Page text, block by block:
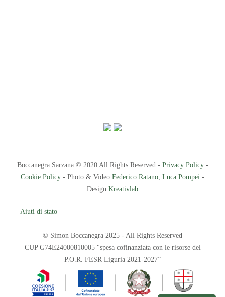
Boccanegra Sarzana © 2020 All Rights Reserved - Privacy Policy-
Cookie Policy - Photo & Video Federico Ratano Luca Pompei -
Design Kreativlab
Aiuti di stato
© Simon Boccanegra 2025 - All Rights Reserved
CUP G74E24000810005 "spesa cofinanziata con le risorse del
P.O.R. FESR Liguria 2021-2027”